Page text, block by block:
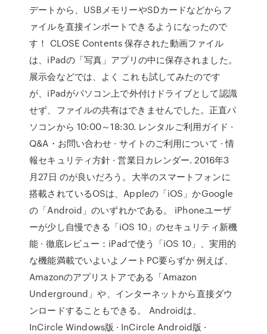
デートから、USBメモリーやSDカードなどからフ
ァイルを直接インポートできるようになったので
す！ CLOSE Contents 保存された動画ファイル
は、iPadの「写真」アプリの中に保存されました。
展示会などでは、よく これも試してみたのです
が、iPadがパソコン上で外付けドライブとして認識
せず、ファイルの共有はできませんでした。正直パ
ソコンから 10:00～18:30. レンタルご利用ガイド ·
Q&A・お問い合わせ · サイトのご利用について · 情
報セキュリティ方針 · 営業日カレンダー. 2016年3
月27日 のが良いだろう。大半のスマートフォンに
搭載されているOSは、Appleの「iOS」かGoogle
の「Android」のいずれかである。 iPhoneユーザ
ーが少し自慢できる「iOS 10」のセキュリティ新機
能 · 徹底レビュー：iPadで使う「iOS 10」、実用的
な機能満載でいよいよノートPC要らずか 例えば、
Amazonのアプリストアである「Amazon
Underground」や、インターネットから直接ダウ
ンロードすることもできる。 Androidは、
InCircle Windows版 · InCircle Android版 ·